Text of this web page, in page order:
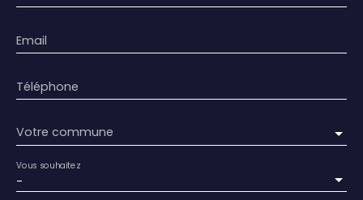
Email
Téléphone
Votre commune
-
Vous souhaitez